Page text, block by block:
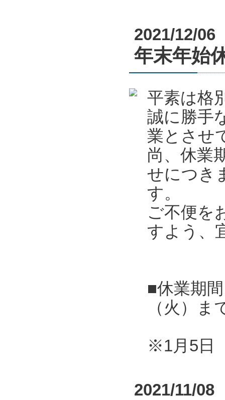
2021/12/06
年末年始
平素は格
誠に勝手
業とさせ
尚、休業
せにつき
す。
ご不便を
すよう、
■休業期
（火）ま
※1月5日
2021/11/08